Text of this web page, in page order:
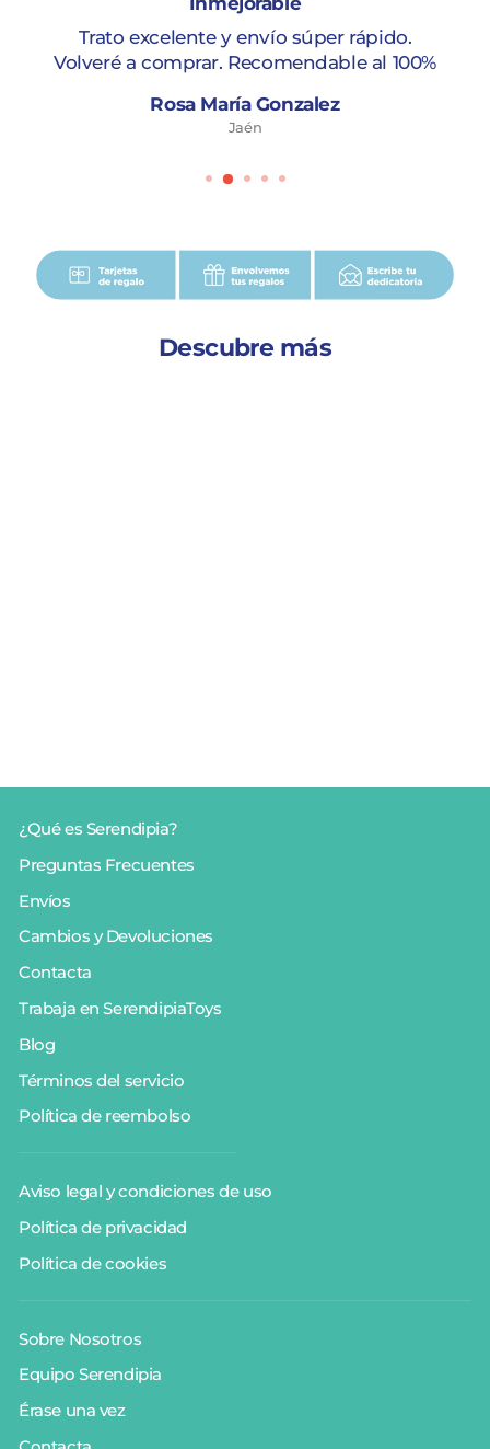
Trato excelente y envío súper rápido.
Volveré a comprar. Recomendable al 100%
Rosa María Gonzalez
Jaén
Descubre más
¿Qué es Serendipia?
Preguntas Frecuentes
Envíos
Cambios y Devoluciones
Contacta
Trabaja en SerendipiaToys
Blog
Términos del servicio
Política de reembolso
Aviso legal y condiciones de uso
Política de privacidad
Política de cookies
Sobre Nosotros
Equipo Serendipia
Érase una vez